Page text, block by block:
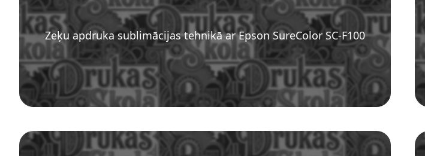
Zeķu apdruka sublimācijas tehnikā ar Epson SureColor SC-F100